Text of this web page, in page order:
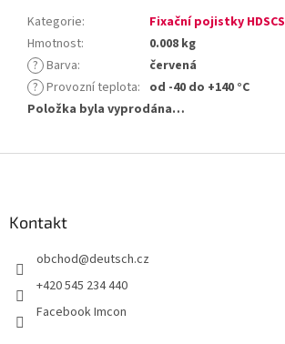
Kategorie:
Fixační pojistky HDSCS
Hmotnost:
0.008 kg
? Barva:
červená
? Provozní teplota: od -40 do +140 °C
Položka byla vyprodána…
Kontakt
obchod@deutsch.cz
+420 545 234 440
Facebook Imcon